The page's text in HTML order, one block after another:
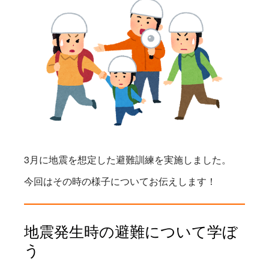
3月に地震を想定した避難訓練を実施しました。
今回はその時の様子についてお伝えします！
地震発生時の避難について学ぼ
う